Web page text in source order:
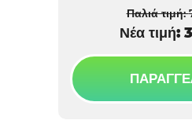
Παλιά τιμή:
Νέα τιμή: